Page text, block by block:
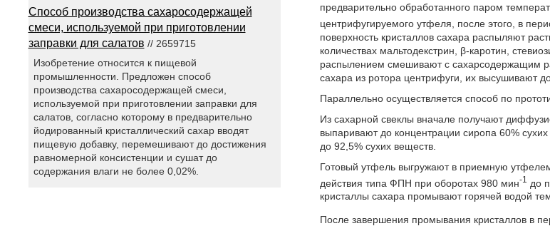
предварительно обработанного паром
центрифугируемого утфеля, после этого, в
поверхность кристаллов сахара распыляют
количествах мальтодекстрин, β-каротин,
распылением смешивают с сахарсодержащим
сахара из ротора центрифуги, их высушивают
Параллельно осуществляется способ по
Из сахарной свеклы вначале получают
выпаривают до концентрации сиропа 60%
до 92,5% сухих веществ.
Готовый утфель выгружают в приемную
действия типа ФПН при оборотах 980 мин-1
до
кристаллы сахара промывают горячей водой
После завершения промывания кристаллов в
Способ производства сахаросодержащей
смеси, используемой при приготовлении
заправки для салатов // 2659715
Изобретение относится к пищевой
промышленности. Предложен способ
производства сахаросодержащей смеси,
используемой при приготовлении заправки для
салатов, согласно которому в предварительно
йодированный кристаллический сахар вводят
пищевую добавку, перемешивают до достижения
равномерной консистенции и сушат до
содержания влаги не более 0,02%.